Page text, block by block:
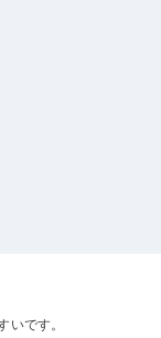
いです。